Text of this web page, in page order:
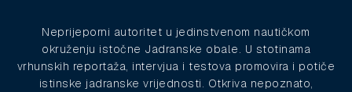
Neprijeporni autoritet u jedinstvenom nautičkom
okruženju istočne Jadranske obale. U stotinama
vrhunskih reportaža, intervjua i testova promovira i potiče
istinske jadranske vrijednosti. Otkriva nepoznato,